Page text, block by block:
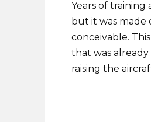
Years of
but it was made
conceivable.
that was
raising the